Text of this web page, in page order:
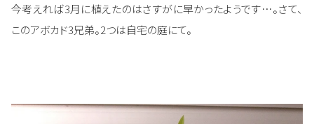
今考えれば3月に植えたのはさすがに早かったようです…。さて、
このアボカド3兄弟。2つは自宅の庭にて。